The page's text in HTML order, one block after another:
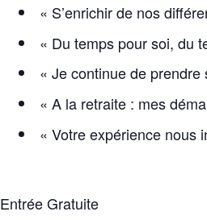
« S’enrichir de nos
« Du temps pour soi, du
« Je continue de prendre
« A la retraite : mes
« Votre expérience nous
Entrée Gratuite